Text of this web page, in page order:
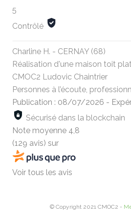
5
Contrôlé
Charline H. - CERNAY (68)
Réalisation d'une maison toit
CMOC2 Ludovic Chaintrier
Personnes à l’écoute,
Publication : 08/07/2026 -
Sécurisé dans la blockchain
Note moyenne 4,8
(129 avis) sur
Voir tous les avis
© Copyright 2021 CMOC2 -